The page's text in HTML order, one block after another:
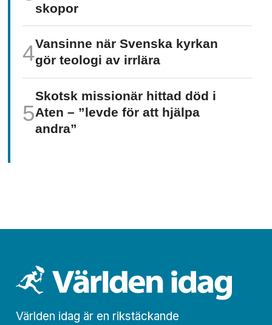
skopor
Vansinne när Svenska kyrkan
gör teologi av irrlära
Skotsk missionär hittad död i
Aten – ”levde för att hjälpa
andra”
Världen idag är en rikstäckande